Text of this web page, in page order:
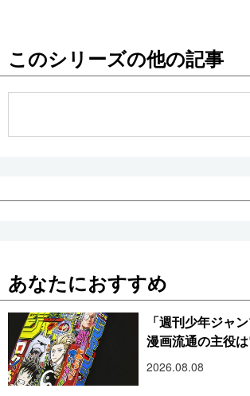
このシリーズの他の記事
あなたにおすすめ
「週刊少年ジャ
漫画流通の主役
2026.08.08